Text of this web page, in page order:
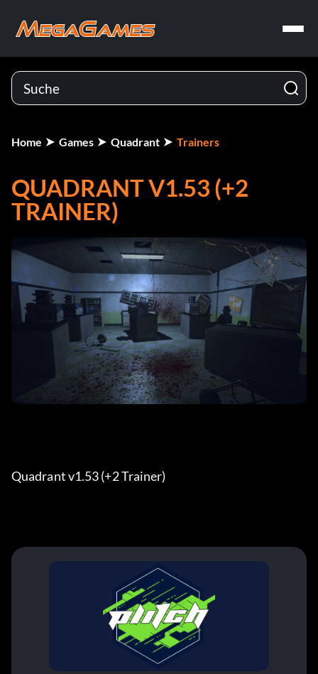
Home Games Quadrant Trainers
QUADRANT V1.53 (+2
TRAINER)
Quadrant v1.53 (+2 Trainer)